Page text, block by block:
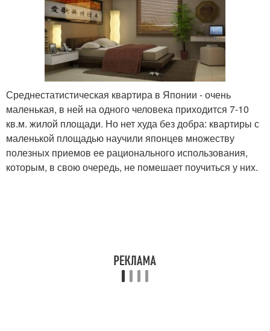
Среднестатистическая квартира в Японии - очень
маленькая, в ней на одного человека приходится 7-10
кв.м. жилой площади. Но нет худа без добра: квартиры с
маленькой площадью научили японцев множеству
полезных приемов ее рационального использования,
которым, в свою очередь, не помешает поучиться у них.